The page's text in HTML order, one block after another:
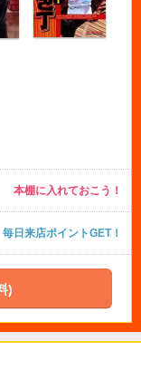
本棚に入れておこう！
毎日来店ポイントGET！
)